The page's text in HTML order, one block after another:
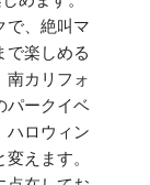
で、絶叫マ
で楽しめる
南カリフォ
パークイベ
ハロウィン
えます。